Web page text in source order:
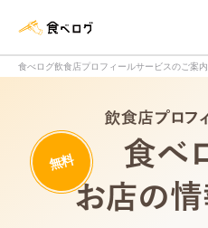
食べログ飲食店プロフィールサービスのご案内
無料